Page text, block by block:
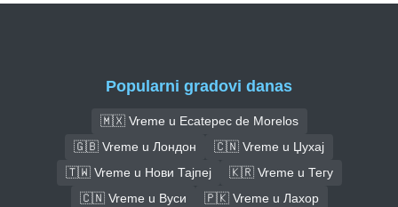
Popularni gradovi danas
🇲🇽 Vreme u Ecatepec de Morelos
🇬🇧 Vreme u Лондон
🇨🇳 Vreme u Џухај
🇹🇼 Vreme u Нови Тајпеј
🇰🇷 Vreme u Тегу
🇨🇳 Vreme u Вуси
🇵🇰 Vreme u Лахор